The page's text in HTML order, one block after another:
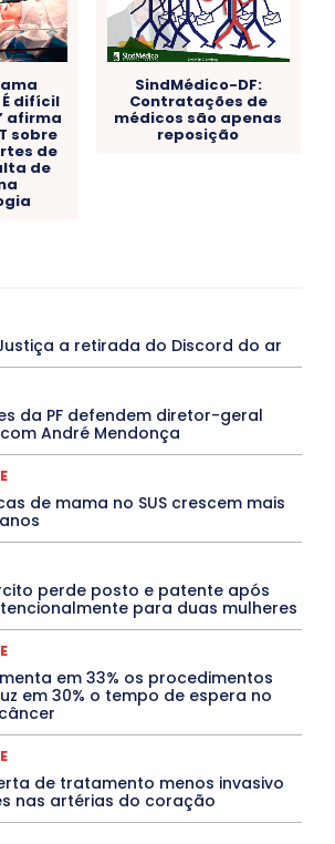
difícil
afirma
sobre
de
de
SindMédico-DF:
Contratações de
médicos são apenas
reposição
Esplanadumas
Crônica Política Crônicas
CULTURA
e Tal
DANÇA Dengue
Denuncia
DESTAQUE DF
DESTAQUE SAÚDE
DISTRITO FEDERAL
EDUCAÇÃO
EMPREGO E OPORTUNIDADES
Espírito Santo ESPORTE
ESTÁGIO
Febre Oropouche
Goiás
INTELIGÊNCIA ARTIFICIAL
INTERNACIONAL
Opinião Oropouche
Paraná Pernambuco Piauí
POLÍTICA
PROCESSO SELETIVO
PUBLIEDITORIAL
PROFISSIONAL
de Janeiro
Rio Grande do Sul
Roraima
São Paulo SARAMPO
SAÚDE
Agora
TEATRO TECNOLOGIA
TIC TAC
Mais
a retirada do Discord do ar
da PF defendem diretor-geral
André Mendonça
de mama no SUS crescem mais
perde posto e patente após
para duas mulheres
em 33% os procedimentos
em 30% o tempo de espera no
de tratamento menos invasivo
nas artérias do coração